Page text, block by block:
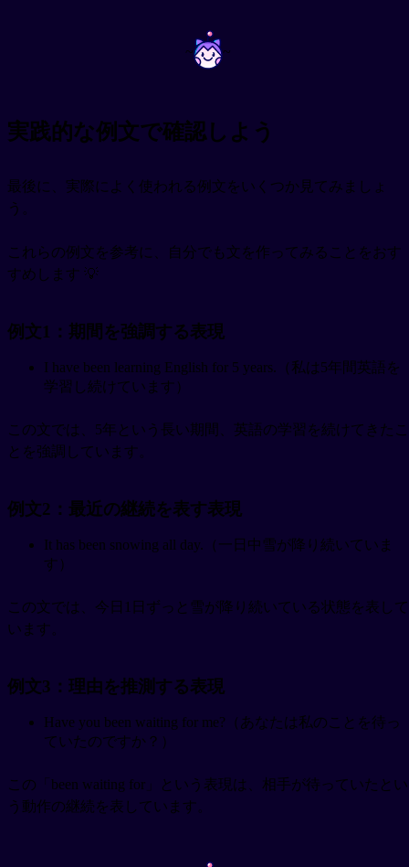
~ ~
実践的な例文で確認しよう
最後に、実際によく使われる例文をいくつか見てみましょ
う。
これらの例文を参考に、自分でも文を作ってみることをおす
すめします 💡
例文1：期間を強調する表現
I have been learning English for 5 years.（私は5年間英語を
学習し続けています）
この文では、5年という長い期間、英語の学習を続けてきたこ
とを強調しています。
例文2：最近の継続を表す表現
It has been snowing all day.（一日中雪が降り続いていま
す）
この文では、今日1日ずっと雪が降り続いている状態を表して
います。
例文3：理由を推測する表現
Have you been waiting for me?（あなたは私のことを待っ
ていたのですか？）
この「been waiting for」という表現は、相手が待っていたとい
う動作の継続を表しています。